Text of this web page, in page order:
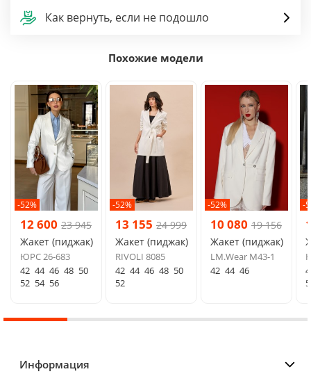
Как вернуть, если не подошло
Похожие модели
-52%
12 600 23 945
Жакет (пиджак)
ЮРС 26-683
42 44 46 48 50
52 54 56
-52%
13 155 24 999
Жакет (пиджак)
RIVOLI 8085
42 44 46 48 50
52
-52%
10 080 19 156
Жакет (пиджак)
LM.Wear М43-1
42 44 46
-
Информация